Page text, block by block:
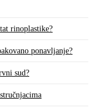
rinoplastike?
ponavljanje?
sud?